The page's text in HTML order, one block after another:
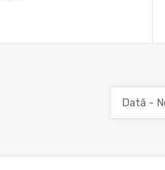
Dată -